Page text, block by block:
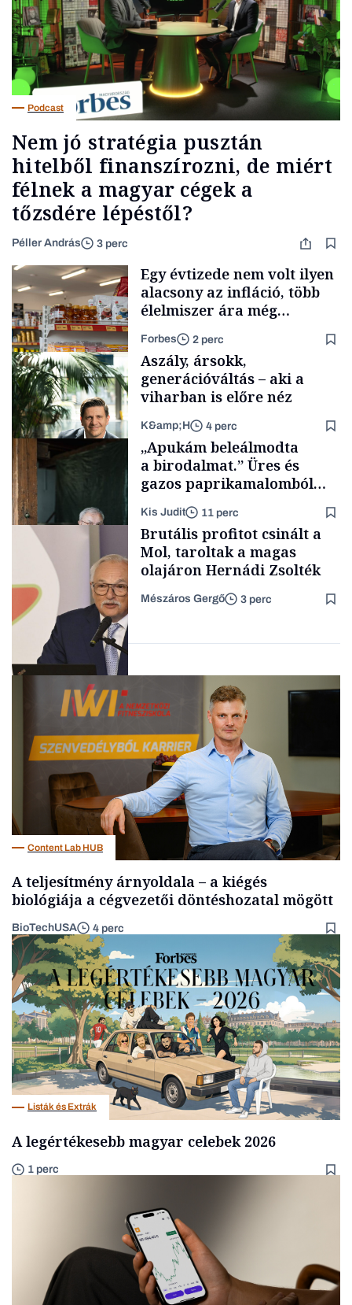
Podcast
Nem jó stratégia pusztán
hitelből finanszírozni, de miért
félnek a magyar cégek a
tőzsdére lépéstől?
Péller András 3 perc
Makro
Egy évtizede nem volt ilyen
alacsony az infláció, több
élelmiszer ára még
rohamosan csökken is
Forbes 2 perc
TÁMOGATÓI
TARTALOM
Aszály, ársokk,
generációváltás – aki a
viharban is előre néz
K&amp;H 4 perc
Családi
vállalkozások
„Apukám beleálmodta
a birodalmat.” Üres és
gazos paprikamalomból
lett az igazi családi
fűszersztori
Kis Judit 11 perc
Befektetés
Brutális profitot csinált a
Mol, taroltak a magas
olajáron Hernádi Zsolték
Mészáros Gergő 3 perc
Content Lab HUB
A teljesítmény árnyoldala – a kiégés
biológiája a cégvezetői döntéshozatal mögött
BioTechUSA 4 perc
Listák és Extrák
A legértékesebb magyar celebek 2026
1 perc